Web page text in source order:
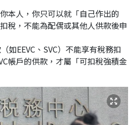
本人，你只可以就「自己作出的
稅，不能為配偶或其他人供款後申
如EEVC、SVC）不能享有稅務扣
帳戶的供款，才屬「可扣稅強積金